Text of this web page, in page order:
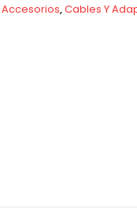
Accesorios,Cables Y